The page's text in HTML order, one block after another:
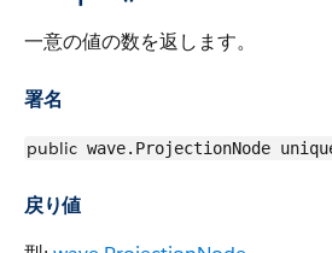
一意の値の数を返します。
署名
public wave.ProjectionNode
戻り値